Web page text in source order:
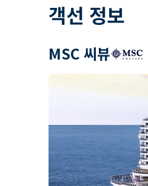
객선 정보
MSC 씨뷰